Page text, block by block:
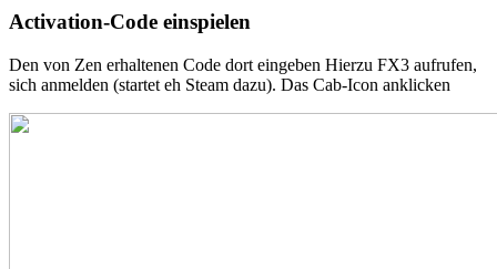
Activation-Code einspielen
Den von Zen erhaltenen Code dort eingeben Hierzu FX3 aufrufen,
sich anmelden (startet eh Steam dazu). Das Cab-Icon anklicken